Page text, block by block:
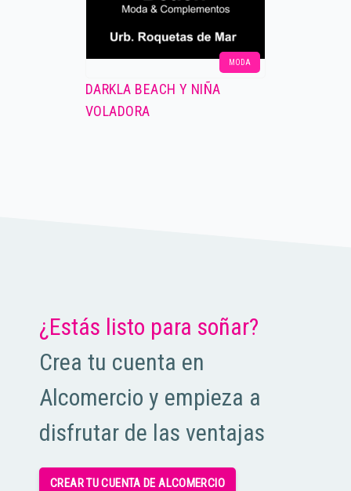
MODA
DARKLA BEACH Y NIÑA
VOLADORA
¿Estás listo para soñar?
Crea tu cuenta en
Alcomercio y empieza a
disfrutar de las ventajas
CREAR TU CUENTA DE ALCOMERCIO